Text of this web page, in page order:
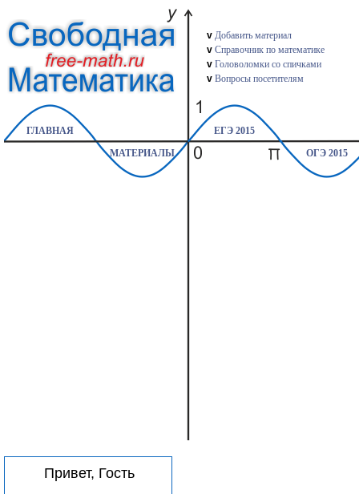
v Добавить материал
v Справочник по математике
v Головоломки со спичками
v Вопросы посетителям
ГЛАВНАЯ
ЕГЭ 2015
МАТЕРИАЛЫ
ОГЭ 2015
Привет, Гость